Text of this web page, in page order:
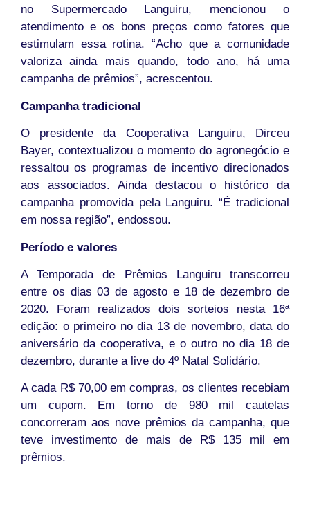
no Supermercado Languiru, mencionou o
atendimento e os bons preços como fatores que
estimulam essa rotina. “Acho que a comunidade
valoriza ainda mais quando, todo ano, há uma
campanha de prêmios”, acrescentou.
Campanha tradicional
O presidente da Cooperativa Languiru, Dirceu
Bayer, contextualizou o momento do agronegócio e
ressaltou os programas de incentivo direcionados
aos associados. Ainda destacou o histórico da
campanha promovida pela Languiru. “É tradicional
em nossa região”, endossou.
Período e valores
A Temporada de Prêmios Languiru transcorreu
entre os dias 03 de agosto e 18 de dezembro de
2020. Foram realizados dois sorteios nesta 16ª
edição: o primeiro no dia 13 de novembro, data do
aniversário da cooperativa, e o outro no dia 18 de
dezembro, durante a live do 4º Natal Solidário.
A cada R$ 70,00 em compras, os clientes recebiam
um cupom. Em torno de 980 mil cautelas
concorreram aos nove prêmios da campanha, que
teve investimento de mais de R$ 135 mil em
prêmios.